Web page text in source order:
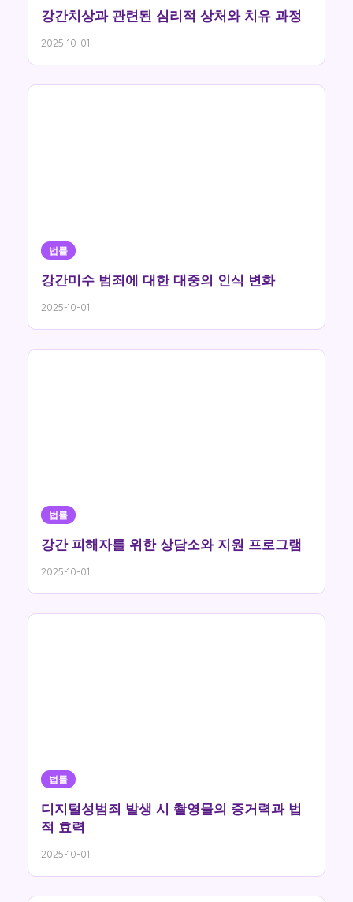
강간치상과 관련된 심리적 상처와 치유 과정
2025-10-01
법률
강간미수 범죄에 대한 대중의 인식 변화
2025-10-01
법률
강간 피해자를 위한 상담소와 지원 프로그램
2025-10-01
법률
디지털성범죄 발생 시 촬영물의 증거력과 법
적 효력
2025-10-01